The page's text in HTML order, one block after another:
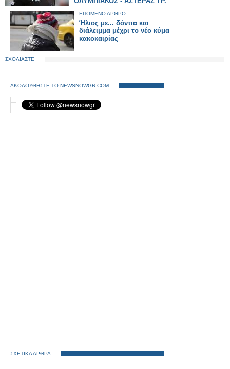
ΕΠΟΜΕΝΟ ΑΡΘΡΟ
Ήλιος με... δόντια και
διάλειμμα μέχρι το νέο κύμα
κακοκαιρίας
ΣΧΟΛΙΑΣΤΕ
ΑΚΟΛΟΥΘΗΣΤΕ ΤΟ NEWSNOWGR.COM
ΣΧΕΤΙΚΑ ΑΡΘΡΑ